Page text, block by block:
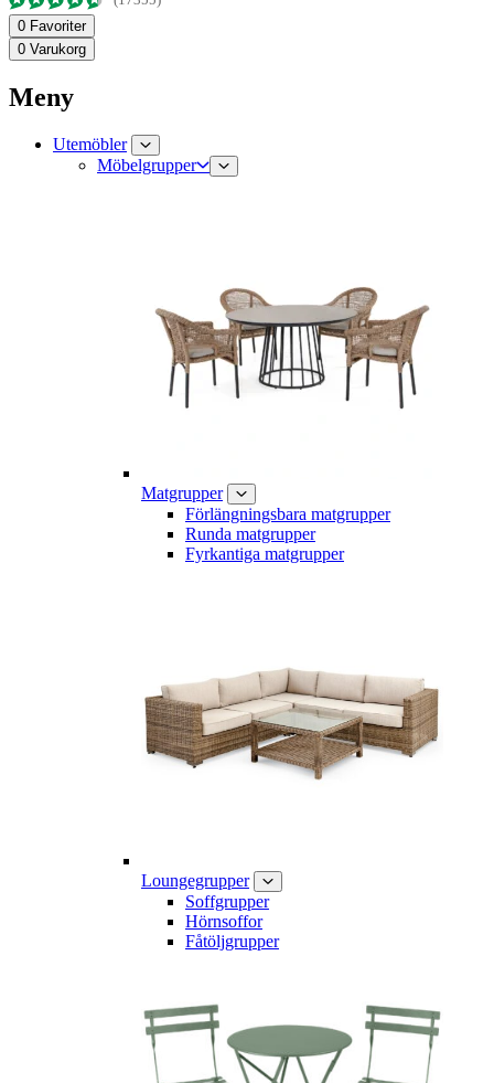
0 Favoriter
0 Varukorg
Meny
Utemöbler
Möbelgrupper
Matgrupper
Förlängningsbara matgrupper
Runda matgrupper
Fyrkantiga matgrupper
Loungegrupper
Soffgrupper
Hörnsoffor
Fåtöljgrupper